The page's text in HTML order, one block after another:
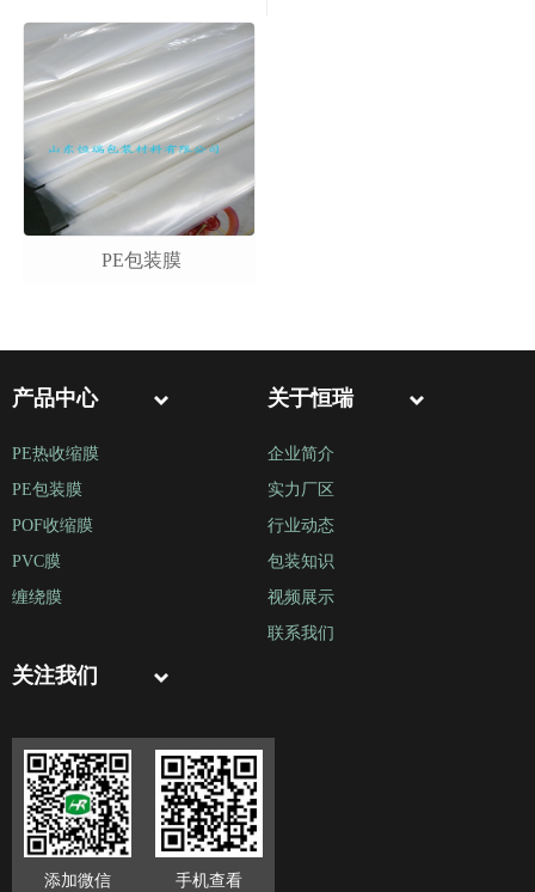
PE包装膜
产品中心
PE热收缩膜
PE包装膜
POF收缩膜
PVC膜
缠绕膜
关于恒瑞
企业简介
实力厂区
行业动态
包装知识
视频展示
联系我们
关注我们
添加微信 手机查看